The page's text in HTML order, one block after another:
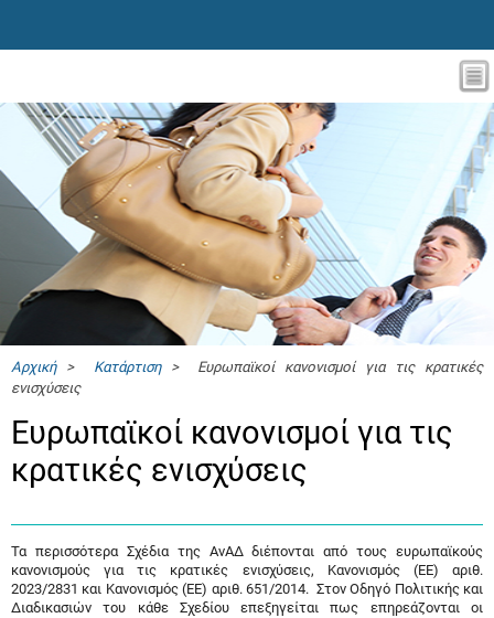
Αρχική> Κατάρτιση> Ευρωπαϊκοί κανονισμοί για τις κρατικές
ενισχύσεις
Ευρωπαϊκοί κανονισμοί για τις
κρατικές ενισχύσεις
Τα περισσότερα Σχέδια της ΑνΑΔ διέπονται από τους ευρωπαϊκούς
κανονισμούς για τις κρατικές ενισχύσεις, Κανονισμός (ΕΕ) αριθ.
2023/2831 και Κανονισμός (ΕΕ) αριθ. 651/2014. Στον Οδηγό Πολιτικής και
Διαδικασιών του κάθε Σχεδίου επεξηγείται πως επηρεάζονται οι